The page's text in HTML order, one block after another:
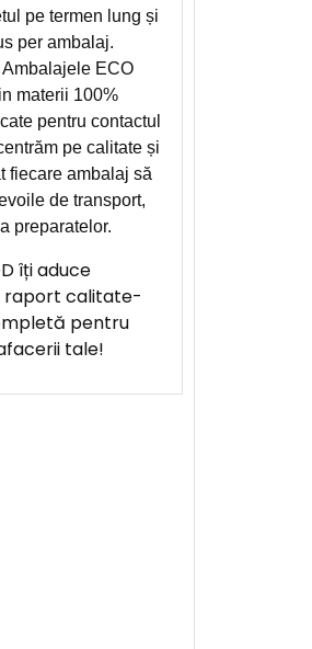
pe termen lung și
per ambalaj.
Ambalajele ECO
materii 100%
pentru contactul
pe calitate și
fiecare ambalaj să
de transport,
preparatelor.
îți aduce
raport calitate-
pentru
tale!